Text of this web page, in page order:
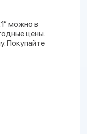
можно в
цены.
Покупайте